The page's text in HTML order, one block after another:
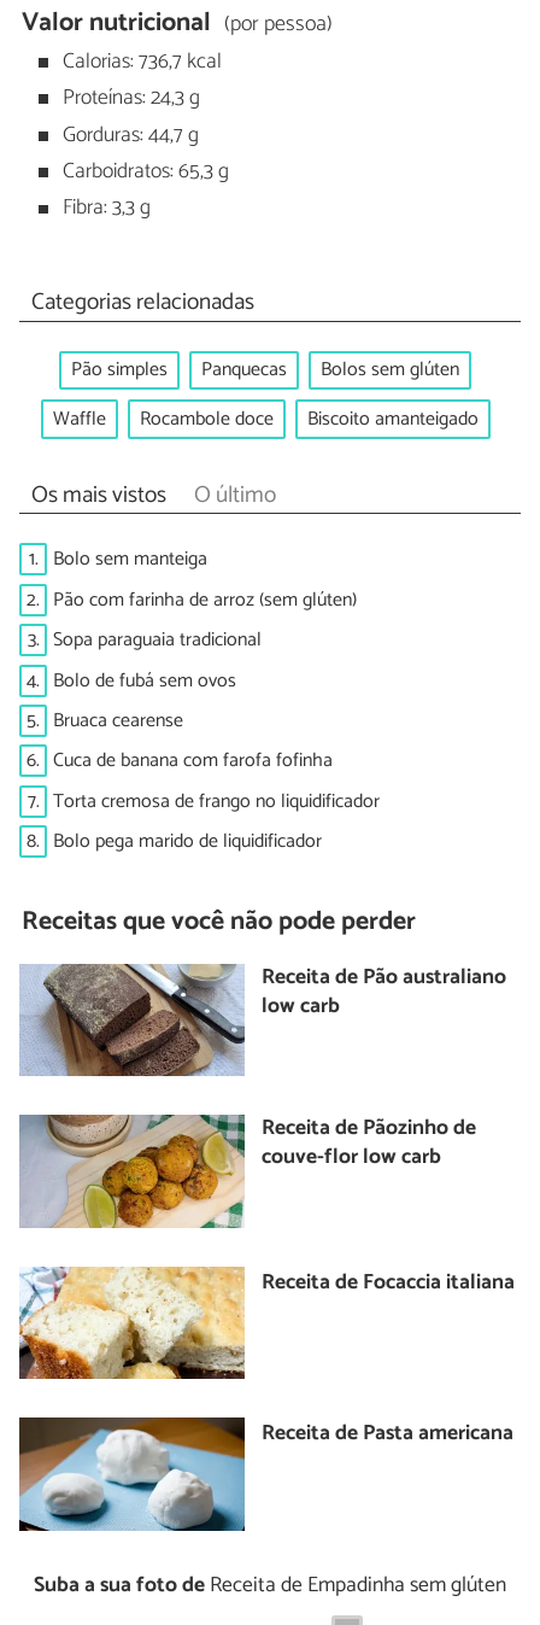
Valor nutricional (por pessoa)
Calorias: 736,7 kcal
Proteínas: 24,3 g
Gorduras: 44,7 g
Carboidratos: 65,3 g
Fibra: 3,3 g
Categorias relacionadas
Pão simples Panquecas
Bolos sem glúten
Waffle
Rocambole doce Biscoito amanteigado
Os mais vistos O último
1. Bolo sem manteiga
2. Pão com farinha de arroz (sem glúten)
3. Sopa paraguaia tradicional
4. Bolo de fubá sem ovos
5. Bruaca cearense
6. Cuca de banana com farofa fofinha
7. Torta cremosa de frango no liquidificador
8. Bolo pega marido de liquidificador
Receitas que você não pode perder
Receita de Pão australiano
low carb
Receita de Pãozinho de
couve-flor low carb
Receita de Focaccia italiana
Receita de Pasta americana
Suba a sua foto deReceita de Empadinha sem glúten